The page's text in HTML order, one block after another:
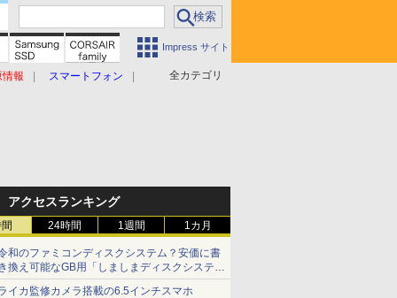
Impress サイト
全カテゴリ
情報 スマートフォン
アクセスランキング
24時間 1週間 1カ月
和のファミコンディスクシステム？安価に書
換え可能なGB用「しましまディスクシステ
」
イカ監修カメラ搭載の6.5インチスマホ